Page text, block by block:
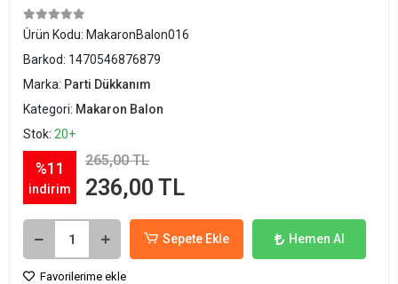
Ürün Kodu: MakaronBalon016
Barkod: 1470546876879
Marka: Parti Dükkanım
Kategori: Makaron Balon
Stok: 20+
%11
indirim
265,00 TL
236,00 TL
Sepete Ekle Hemen Al
Favorilerime ekle